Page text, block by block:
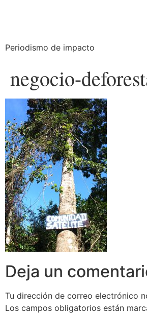
Periodismo de impacto
negocio-
Deja un
Tu dirección de correo electrónico
Los campos obligatorios están